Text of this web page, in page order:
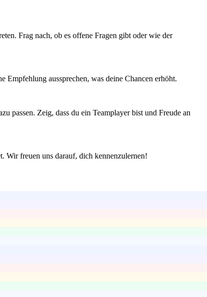
Frag nach, ob es offene Fragen gibt oder wie der
aussprechen, was deine Chancen erhöht.
passen. Zeig, dass du ein Teamplayer bist und Freude an
Wir freuen uns darauf, dich kennenzulernen!